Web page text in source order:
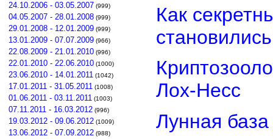
24.10.2006 - 03.05.2007 (999)
04.05.2007 - 28.01.2008 (999)
29.01.2008 - 12.01.2009 (999)
13.01.2009 - 07.07.2009 (966)
22.08.2009 - 21.01.2010 (996)
22.01.2010 - 22.06.2010 (1000)
23.06.2010 - 14.01.2011 (1042)
17.01.2011 - 31.05.2011 (1008)
01.06.2011 - 03.11.2011 (1003)
07.11.2011 - 16.03.2012 (996)
19.03.2012 - 09.06.2012 (1009)
13.06.2012 - 07.09.2012 (988)
Как
Лох-Несс
Лунная